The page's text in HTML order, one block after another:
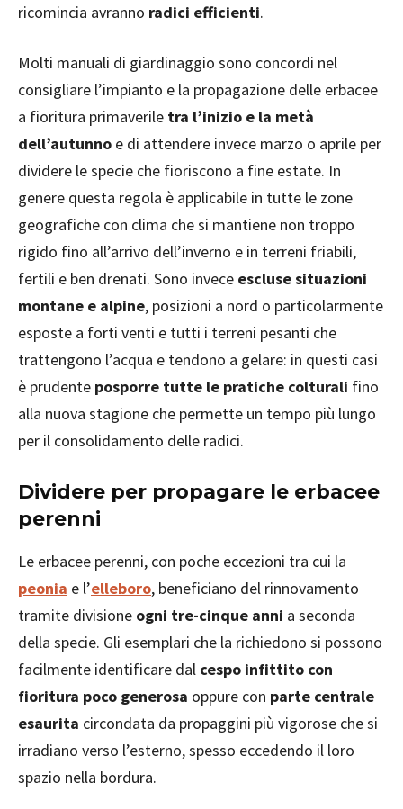
ricomincia avranno radici efficienti.
Molti manuali di giardinaggio sono concordi nel
consigliare l’impianto e la propagazione delle erbacee
a fioritura primaverile tra l’inizio e la metà
dell’autunno e di attendere invece marzo o aprile per
dividere le specie che fioriscono a fine estate. In
genere questa regola è applicabile in tutte le zone
geografiche con clima che si mantiene non troppo
rigido fino all’arrivo dell’inverno e in terreni friabili,
fertili e ben drenati. Sono invece escluse situazioni
montane e alpine, posizioni a nord o particolarmente
esposte a forti venti e tutti i terreni pesanti che
trattengono l’acqua e tendono a gelare: in questi casi
è prudente posporre tutte le pratiche colturali fino
alla nuova stagione che permette un tempo più lungo
per il consolidamento delle radici.
Dividere per propagare le erbacee
perenni
Le erbacee perenni, con poche eccezioni tra cui la
peonia e l’elleboro, beneficiano del rinnovamento
tramite divisione ogni tre-cinque anni a seconda
della specie. Gli esemplari che la richiedono si possono
facilmente identificare dal cespo infittito con
fioritura poco generosa oppure con parte centrale
esaurita circondata da propaggini più vigorose che si
irradiano verso l’esterno, spesso eccedendo il loro
spazio nella bordura.